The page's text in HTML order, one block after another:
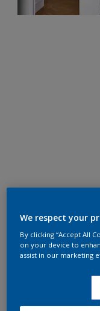
We respect your
By clicking “Accept All
on your device to
assist in our marketing